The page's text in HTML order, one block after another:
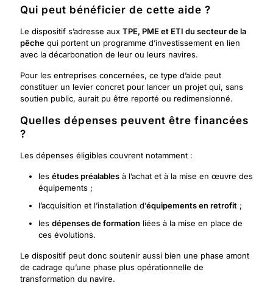
Qui peut bénéficier de cette aide ?
Le dispositif s’adresse aux TPE, PME et ETI du secteur de la
pêche qui portent un programme d’investissement en lien
avec la décarbonation de leur ou leurs navires.
Pour les entreprises concernées, ce type d’aide peut
constituer un levier concret pour lancer un projet qui, sans
soutien public, aurait pu être reporté ou redimensionné.
Quelles dépenses peuvent être financées
?
Les dépenses éligibles couvrent notamment :
les études préalables à l’achat et à la mise en œuvre des
équipements ;
l’acquisition et l’installation d’équipements en retrofit ;
les dépenses de formation liées à la mise en place de
ces évolutions.
Le dispositif peut donc soutenir aussi bien une phase amont
de cadrage qu’une phase plus opérationnelle de
transformation du navire.